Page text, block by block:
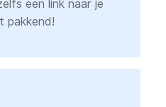
een link naar je
pakkend!